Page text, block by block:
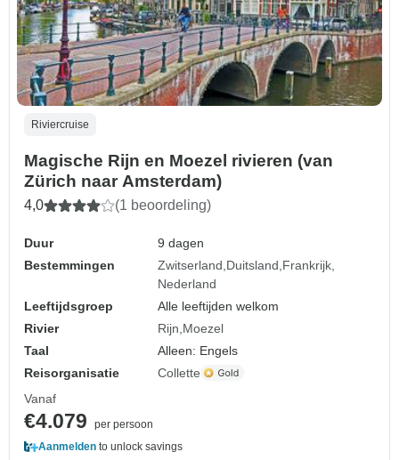
Riviercruise
Magische Rijn en Moezel rivieren (van
Zürich naar Amsterdam)
4,0 (1 beoordeling)
Duur
9 dagen
Bestemmingen
Zwitserland Duitsland Frankrijk
Nederland
Leeftijdsgroep
Alle leeftijden welkom
Rivier
Rijn Moezel
Taal
Alleen: Engels
Reisorganisatie
Collette
Vanaf
€4.079
per persoon
Aanmelden to unlock savings